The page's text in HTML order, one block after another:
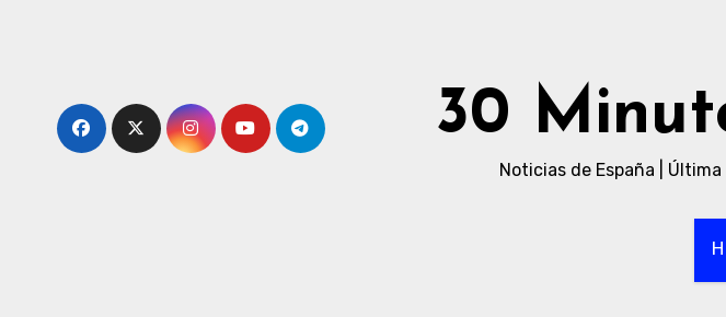
30
Noticias de España |